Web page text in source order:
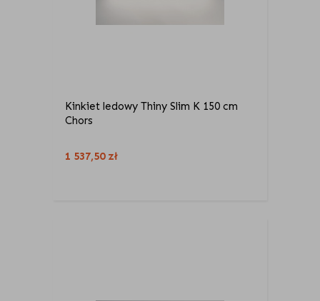
Kinkiet ledowy Thiny Slim K 150 cm
Chors
1 537,50 zł